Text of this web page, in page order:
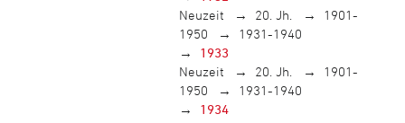
Neuzeit
20. Jh.
1901-
1950
1931-1940
1933
Neuzeit
20. Jh.
1901-
1950
1931-1940
1934